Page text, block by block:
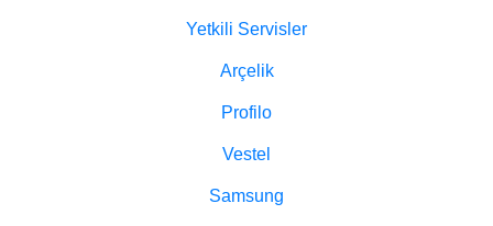
Yetkili Servisler
Arçelik
Profilo
Vestel
Samsung